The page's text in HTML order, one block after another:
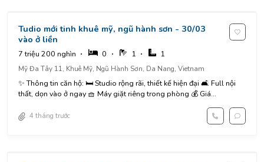
Tudio mới tinh khuê mỹ, ngũ hành sơn - 30/03
vào ở liền
7 triệu 200 nghìn 0 1 1
Mỹ Đa Tây 11, Khuê Mỹ, Ngũ Hành Sơn, Da Nang, Vietnam
✨ Thông tin căn hộ: 🛏 Studio rộng rãi, thiết kế hiện đại 🛋 Full nội
thất, dọn vào ở ngay 🧺 Máy giặt riêng trong phòng 💰 Giá...
4 tháng trước